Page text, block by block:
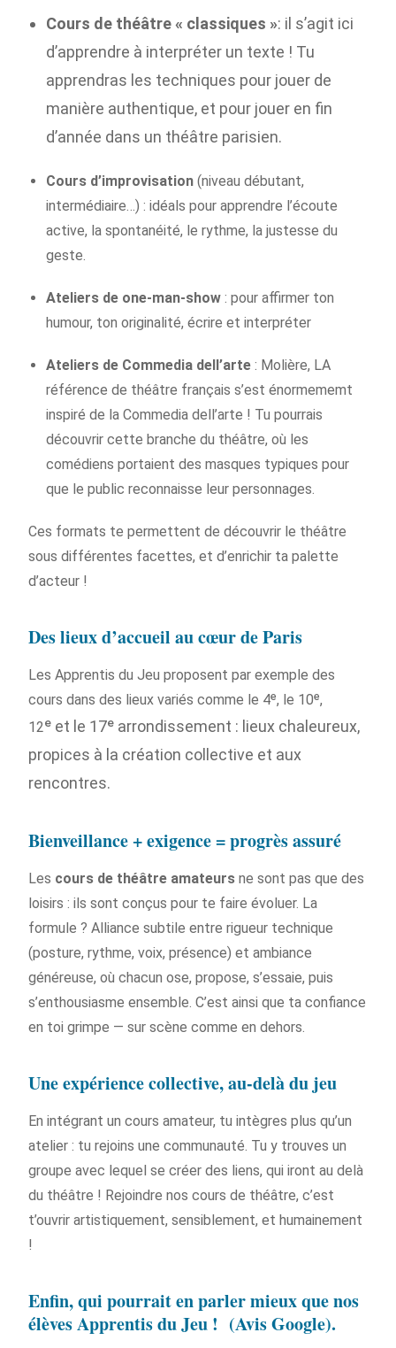
Cours de théâtre « classiques »: il s’agit ici
d’apprendre à interpréter un texte ! Tu
apprendras les techniques pour jouer de
manière authentique, et pour jouer en fin
d’année dans un théâtre parisien.
Cours d’improvisation (niveau débutant,
intermédiaire…) : idéals pour apprendre l’écoute
active, la spontanéité, le rythme, la justesse du
geste.
Ateliers de one-man-show : pour affirmer ton
humour, ton originalité, écrire et interpréter
Ateliers de Commedia dell’arte : Molière, LA
référence de théâtre français s’est énormememt
inspiré de la Commedia dell’arte ! Tu pourrais
découvrir cette branche du théâtre, où les
comédiens portaient des masques typiques pour
que le public reconnaisse leur personnages.
Ces formats te permettent de découvrir le théâtre
sous différentes facettes, et d’enrichir ta palette
d’acteur !
Des lieux d’accueil au cœur de Paris
Les Apprentis du Jeu proposent par exemple des
cours dans des lieux variés comme le 4ᵉ, le 10ᵉ,
12ᵉ et le 17ᵉ arrondissement : lieux chaleureux,
propices à la création collective et aux
rencontres.
Bienveillance + exigence = progrès assuré
Les cours de théâtre amateurs ne sont pas que des
loisirs : ils sont conçus pour te faire évoluer. La
formule ? Alliance subtile entre rigueur technique
(posture, rythme, voix, présence) et ambiance
généreuse, où chacun ose, propose, s’essaie, puis
s’enthousiasme ensemble. C’est ainsi que ta confiance
en toi grimpe — sur scène comme en dehors.
Une expérience collective, au-delà du jeu
En intégrant un cours amateur, tu intègres plus qu’un
atelier : tu rejoins une communauté. Tu y trouves un
groupe avec lequel se créer des liens, qui iront au delà
du théâtre ! Rejoindre nos cours de théâtre, c’est
t’ouvrir artistiquement, sensiblement, et humainement
!
Enfin, qui pourrait en parler mieux que nos
élèves Apprentis du Jeu ! (Avis Google).